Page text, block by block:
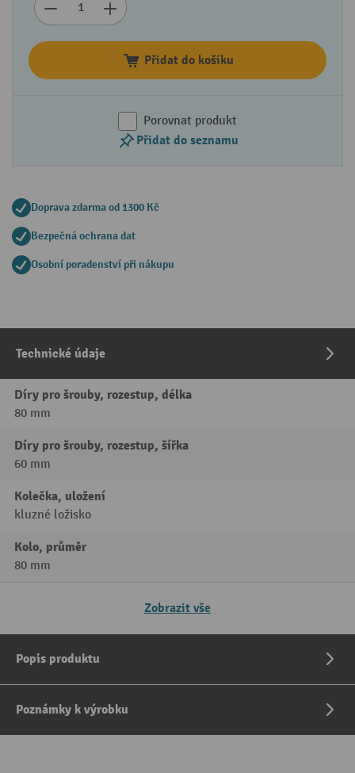
Přidat do košíku
Porovnat produkt
Přidat do seznamu
Doprava zdarma od 1300 Kč
Bezpečná ochrana dat
Osobní poradenství při nákupu
Technické údaje
Díry pro šrouby, rozestup, délka
80 mm
Díry pro šrouby, rozestup, šířka
60 mm
Kolečka, uložení
kluzné ložisko
Kolo, průměr
80 mm
Zobrazit vše
Popis produktu
Poznámky k výrobku